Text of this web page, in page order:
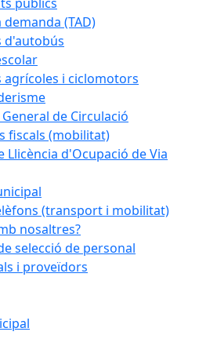
(TAD)
d'autobús
agrícoles i ciclomotors
de Circulació
fiscals (mobilitat)
Llicència d'Ocupació de Via
(transport i mobilitat)
nosaltres?
selecció de personal
i proveïdors